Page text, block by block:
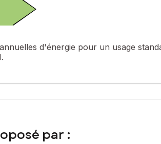
d'énergie pour un usage
par :